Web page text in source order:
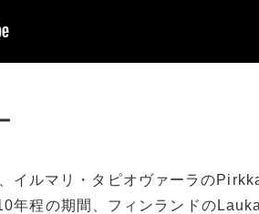
イルマリ・タピオヴァーラの
年程の期間、フィンランドの